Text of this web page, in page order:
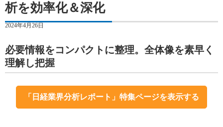
析を効率化＆深化
2024年4月26日
必要情報をコンパクトに整理。全体像を素早く
理解し把握
「日経業界分析レポート」特集ページを表示する